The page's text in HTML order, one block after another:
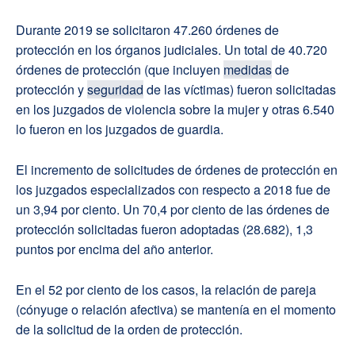
Durante 2019 se solicitaron 47.260 órdenes de
protección en los órganos judiciales. Un total de 40.720
órdenes de protección (que incluyen medidasde
protección yseguridad de las víctimas) fueron solicitadas
en los juzgados de violencia sobre la mujer y otras 6.540
lo fueron en los juzgados de guardia.
El incremento de solicitudes de órdenes de protección en
los juzgados especializados con respecto a 2018 fue de
un 3,94 por ciento. Un 70,4 por ciento de las órdenes de
protección solicitadas fueron adoptadas (28.682), 1,3
puntos por encima del año anterior.
En el 52 por ciento de los casos, la relación de pareja
(cónyuge o relación afectiva) se mantenía en el momento
de la solicitud de la orden de protección.